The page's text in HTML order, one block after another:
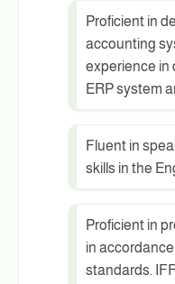
Proficient in
accounting
experience in
ERP system
Fluent in
skills in the
Proficient in
in
standards.